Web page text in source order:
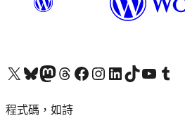
查看我們的 X (之前的 Twitter) 帳號造訪我們的 Bluesky 帳號造訪我們的 Mastodon 帳號造訪我們的 Threads 帳號 造訪我們的 Facebook 粉絲專頁Visit our Instagram account
Visit our LinkedIn account
造訪我們的 TikTok 帳號Visit our YouTube
造訪我們的 Tumblr 帳號
程式碼，如詩